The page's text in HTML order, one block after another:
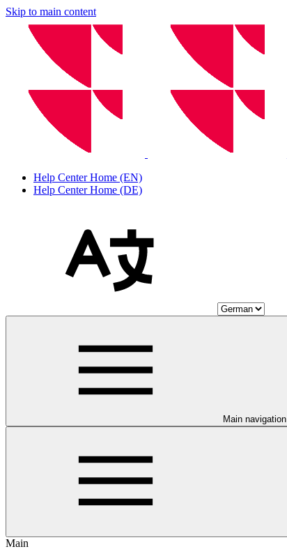
Skip to main content
Help Center Home (EN)
Help Center Home (DE)
Main navigation
Main